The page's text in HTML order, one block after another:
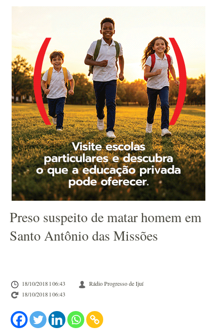
Preso suspeito de matar homem em
Santo Antônio das Missões
18/10/2018 l 06:43
Rádio Progresso de Ijuí
18/10/2018 l 06:43